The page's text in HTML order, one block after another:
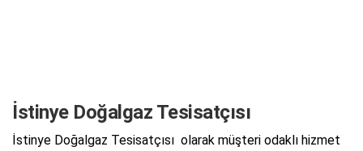
İstinye Doğalgaz Tesisatçısı
İstinye Doğalgaz Tesisatçısı olarak müşteri odaklı hizmet